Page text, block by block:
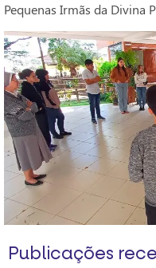
Pequenas Irmãs da Divina
Publicações